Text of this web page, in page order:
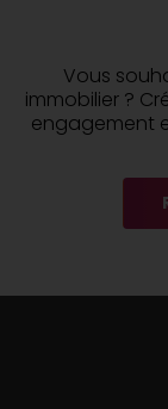
Vous
immobilier ?
engagement